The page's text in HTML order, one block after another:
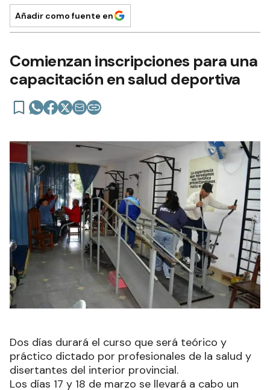
Añadir como fuente en
Comienzan inscripciones para una
capacitación en salud deportiva
Dos días durará el curso que será teórico y
práctico dictado por profesionales de la salud y
disertantes del interior provincial.
Los días 17 y 18 de marzo se llevará a cabo un